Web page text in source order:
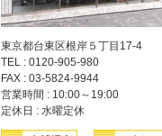
東京都台東区根岸５丁目17-4
TEL : 0120-905-980
FAX : 03-5824-9944
営業時間 : 10:00～19:00
定休日 : 水曜定休